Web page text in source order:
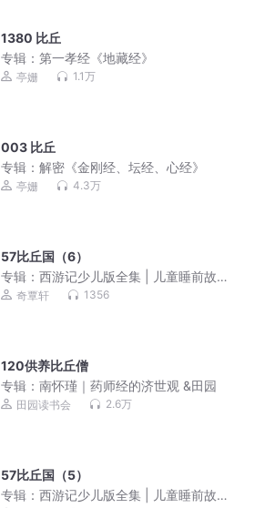
1380 比丘
专辑： 第一孝经《地藏经》
亭姗 1.1万
003 比丘
专辑： 解密《金刚经、坛经、心经》
亭姗 4.3万
57比丘国（6）
专辑： 西游记少儿版全集 | 儿童睡前故
事 |孙悟空的故事
奇覃轩 1356
120供养比丘僧
专辑： 南怀瑾｜药师经的济世观 &田园
田园读书会 2.6万
57比丘国（5）
专辑： 西游记少儿版全集 | 儿童睡前故